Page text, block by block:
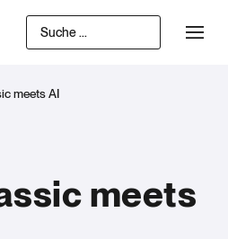
meets AI
meets